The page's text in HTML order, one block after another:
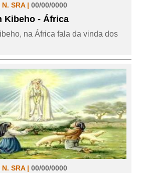
SRA | 00/00/0000
Kibeho - África
na África fala da vinda dos
SRA | 00/00/0000